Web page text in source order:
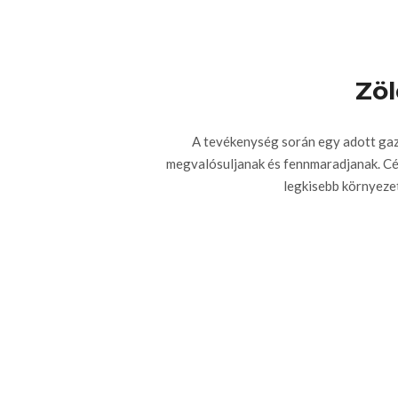
A tevékenység során egy adott
megvalósuljanak és fennmaradjanak.
legkisebb